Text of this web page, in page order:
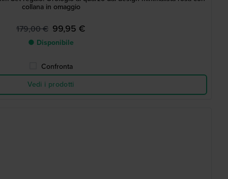
collana in omaggio
179,00 € 99,95 €
● Disponibile
Confronta
Vedi i prodotti